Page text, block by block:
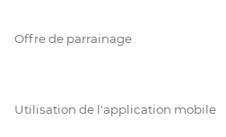
Offre de parrainage
Utilisation de l'application mobile